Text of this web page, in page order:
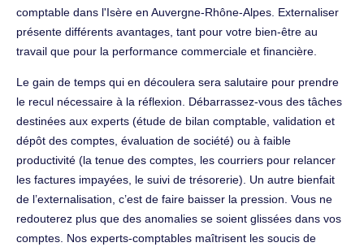
comptable dans l'Isère en Auvergne-Rhône-Alpes. Externaliser
présente différents avantages, tant pour votre bien-être au
travail que pour la performance commerciale et financière.
Le gain de temps qui en découlera sera salutaire pour prendre
le recul nécessaire à la réflexion. Débarrassez-vous des tâches
destinées aux experts (étude de bilan comptable, validation et
dépôt des comptes, évaluation de société) ou à faible
productivité (la tenue des comptes, les courriers pour relancer
les factures impayées, le suivi de trésorerie). Un autre bienfait
de l’externalisation, c’est de faire baisser la pression. Vous ne
redouterez plus que des anomalies se soient glissées dans vos
comptes. Nos experts-comptables maîtrisent les soucis de